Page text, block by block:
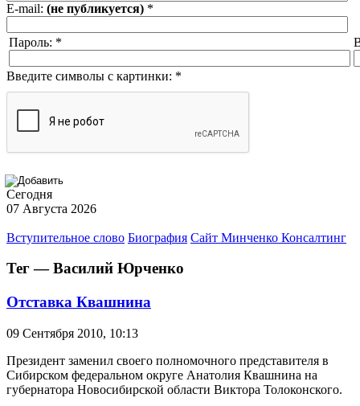
E-mail: (не публикуется) *
Пароль: *
Введите символы с картинки: *
Сегодня
07 Августа 2026
Вступительное слово Биография Сайт Минченко Консалтинг
Тег — Василий Юрченко
Отставка Квашнина
09 Сентября 2010, 10:13
Президент заменил своего полномочного представителя в
Сибирском федеральном округе Анатолия Квашнина на
губернатора Новосибирской области Виктора Толоконского.